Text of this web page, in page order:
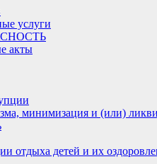
услуги
акты
минимизация и (или)
отдыха детей и их